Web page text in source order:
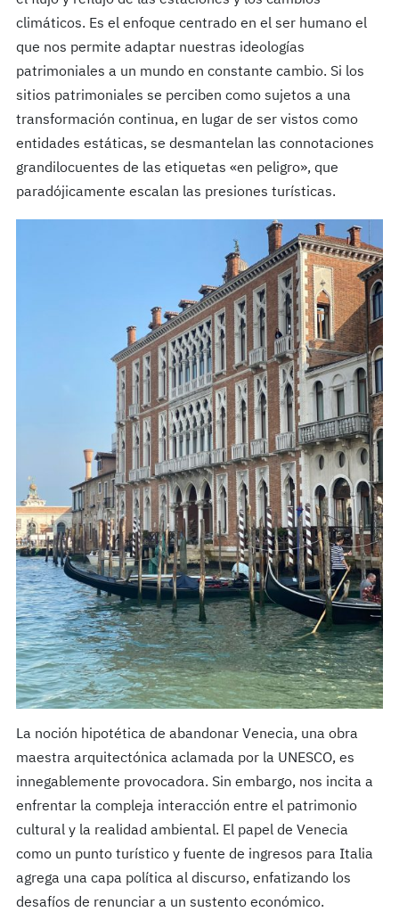
climáticos. Es el enfoque centrado en el ser humano el
que nos permite adaptar nuestras ideologías
patrimoniales a un mundo en constante cambio. Si los
sitios patrimoniales se perciben como sujetos a una
transformación continua, en lugar de ser vistos como
entidades estáticas, se desmantelan las connotaciones
grandilocuentes de las etiquetas «en peligro», que
paradójicamente escalan las presiones turísticas.
La noción hipotética de abandonar Venecia, una obra
maestra arquitectónica aclamada por la UNESCO, es
innegablemente provocadora. Sin embargo, nos incita a
enfrentar la compleja interacción entre el patrimonio
cultural y la realidad ambiental. El papel de Venecia
como un punto turístico y fuente de ingresos para Italia
agrega una capa política al discurso, enfatizando los
desafíos de renunciar a un sustento económico.